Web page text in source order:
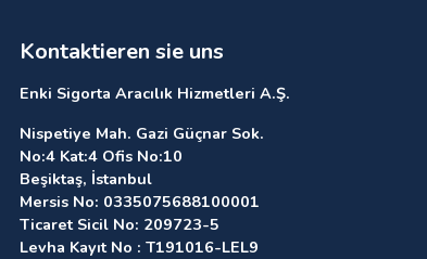
Kontaktieren sie uns
Enki Sigorta Aracılık Hizmetleri A.Ş.
Nispetiye Mah. Gazi Güçnar Sok.
No:4 Kat:4 Ofis No:10
Beşiktaş, İstanbul
Mersis No: 0335075688100001
Ticaret Sicil No: 209723-5
Levha Kayıt No : T191016-LEL9